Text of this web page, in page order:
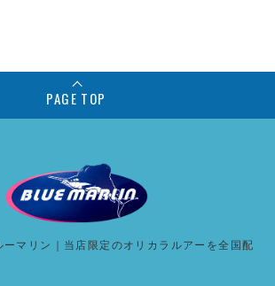
PAGE TOP
マリン｜当店限定のオリカラルアーを全国配